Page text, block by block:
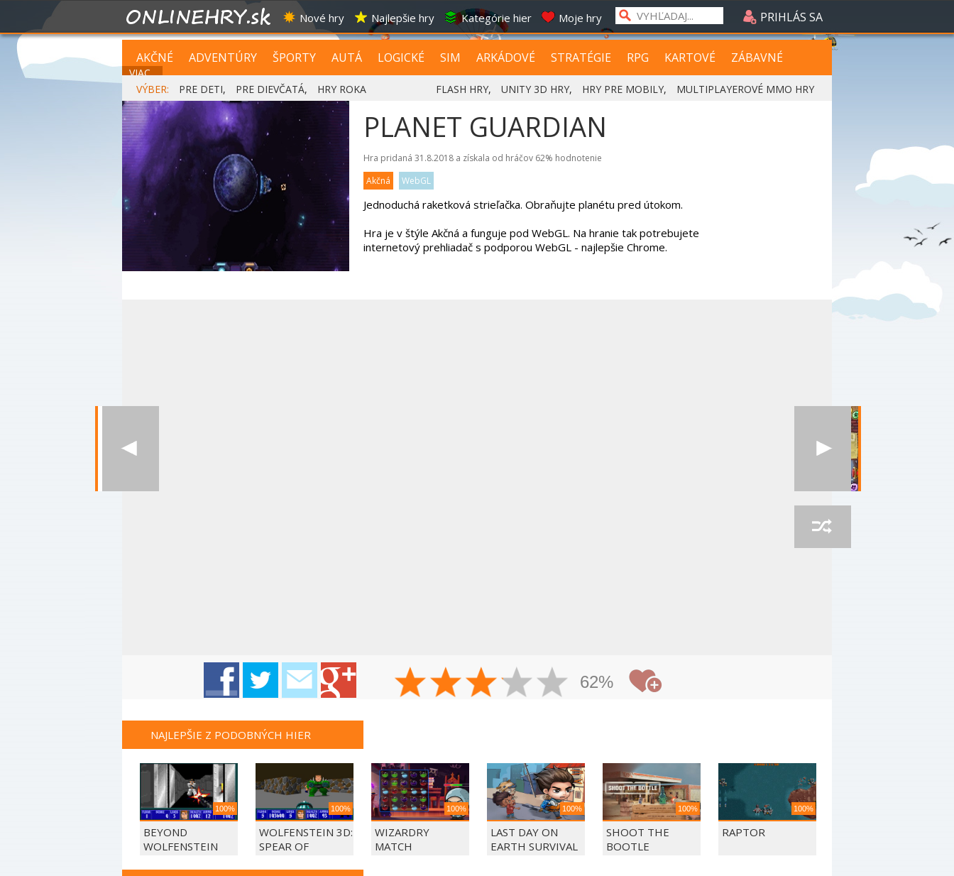
Nové hry Najlepšie hry Kategórie hier Moje hry PRIHLÁS SA
AKČNÉ ADVENTÚRY ŠPORTY AUTÁ LOGICKÉ SIM ARKÁDOVÉ STRATÉGIE RPG KARTOVÉ ZÁBAVNÉ
VIAC...
VÝBER:
PRE DETI, PRE DIEVČATÁ, HRY ROKA FLASH HRY, UNITY 3D HRY, HRY PRE MOBILY, MULTIPLAYEROVÉ MMO HRY
PLANET GUARDIAN
Hra pridaná 31.8.2018 a získala od hráčov 62% hodnotenie
Akčná
WebGL
Jednoduchá raketková strieľačka. Obraňujte planétu pred útokom.
Hra je v štýle Akčná a funguje pod WebGL. Na hranie tak potrebujete
internetový prehliadač s podporou WebGL - najlepšie Chrome.
62%
NAJLEPŠIE Z PODOBNÝCH HIER
100%
BEYOND
WOLFENSTEIN
100%
WOLFENSTEIN 3D:
SPEAR OF
100%
WIZARDRY
MATCH
100%
LAST DAY ON
EARTH SURVIVAL
100%
SHOOT THE
BOOTLE
100%
RAPTOR